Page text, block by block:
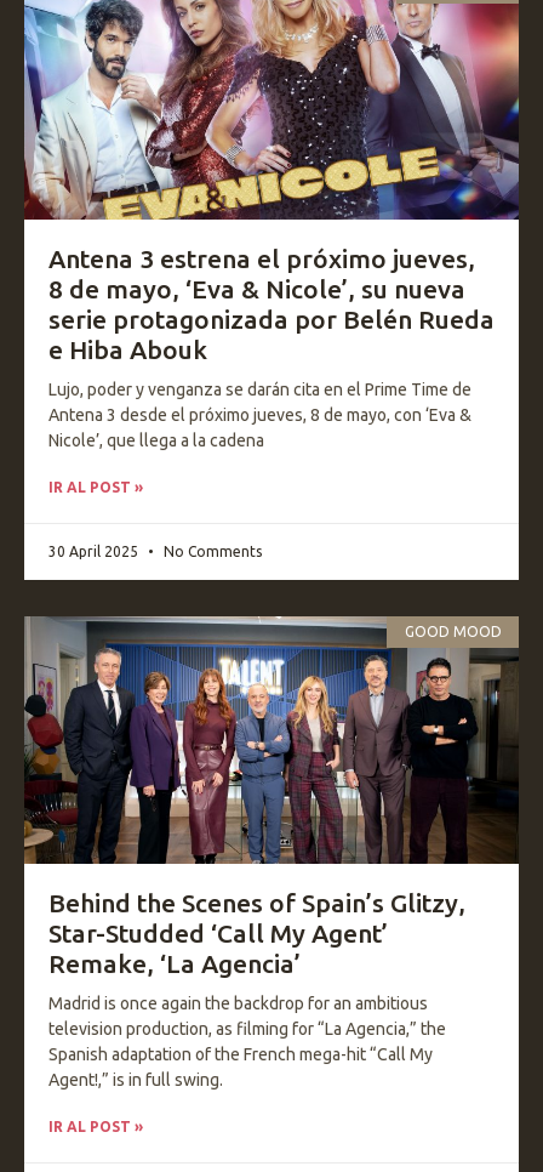
Antena 3 estrena el próximo jueves,
8 de mayo, ‘Eva & Nicole’, su nueva
serie protagonizada por Belén Rueda
e Hiba Abouk
Lujo, poder y venganza se darán cita en el Prime Time de
Antena 3 desde el próximo jueves, 8 de mayo, con ‘Eva &
Nicole’, que llega a la cadena
IR AL POST »
30 April 2025 No Comments
GOOD MOOD
Behind the Scenes of Spain’s Glitzy,
Star-Studded ‘Call My Agent’
Remake, ‘La Agencia’
Madrid is once again the backdrop for an ambitious
television production, as filming for “La Agencia,” the
Spanish adaptation of the French mega-hit “Call My
Agent!,” is in full swing.
IR AL POST »